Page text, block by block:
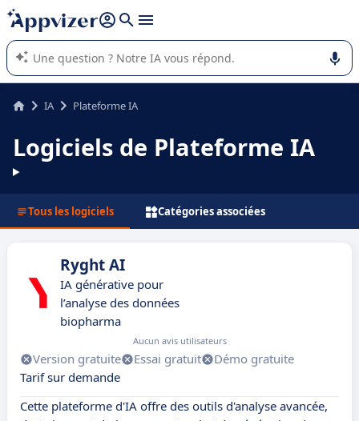
répondre (plusieurs lignes avec
L'IA de Appvizer vous guide dans l'utilisation ou la sélection de
logiciel SaaS en entreprise.
IA Plateforme IA
Logiciels de Plateforme IA
Tous les logiciels Catégories associées
Ryght AI
IA générative pour
l’analyse des données
biopharma
Aucun avis utilisateurs
Version gratuite Essai gratuit
Démo gratuite
Tarif sur demande
Cette plateforme d'IA offre des outils d'analyse avancée,